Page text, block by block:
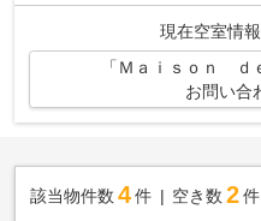
現在空室情
「Ｍａｉｓｏｎ
お問い合
該当物件数 4件 空き数 2 件